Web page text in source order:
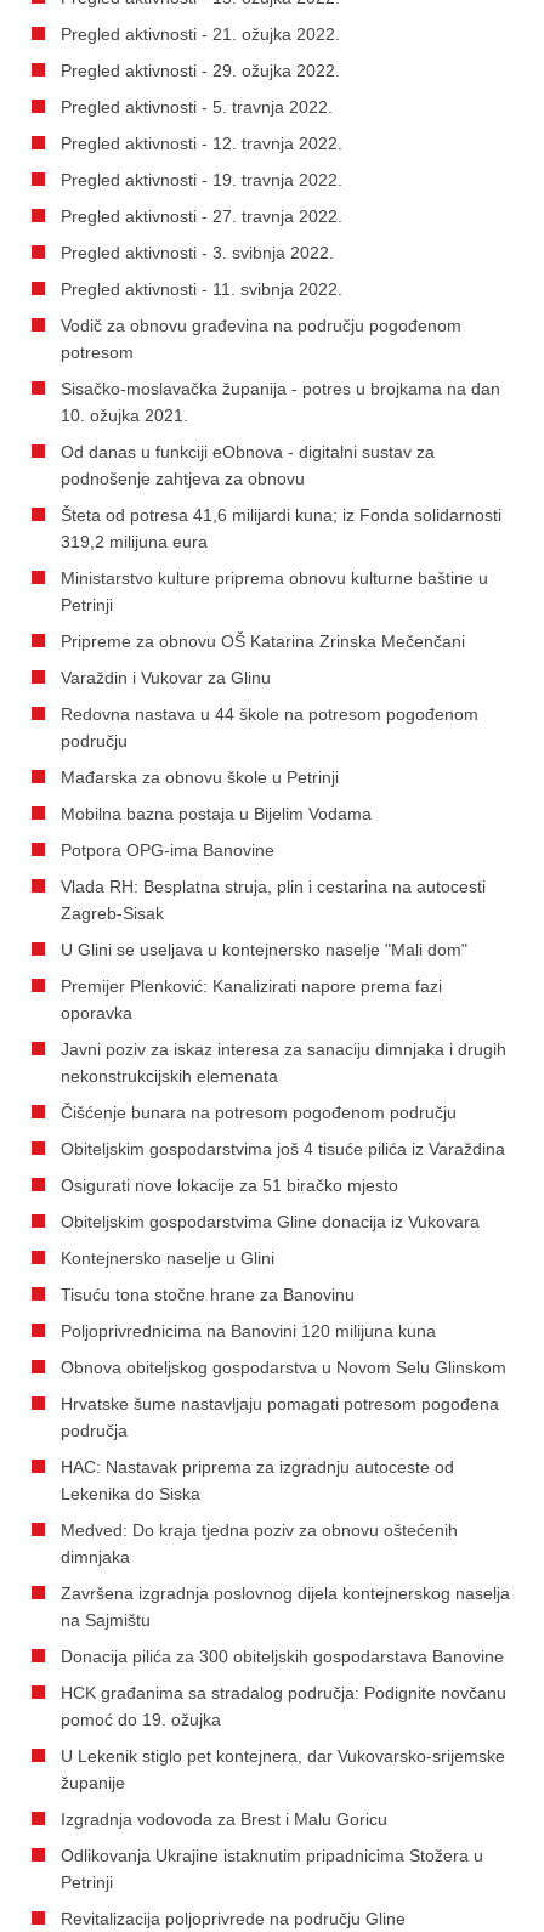
Pregled aktivnosti - 21. ožujka 2022.
Pregled aktivnosti - 29. ožujka 2022.
Pregled aktivnosti - 5. travnja 2022.
Pregled aktivnosti - 12. travnja 2022.
Pregled aktivnosti - 19. travnja 2022.
Pregled aktivnosti - 27. travnja 2022.
Pregled aktivnosti - 3. svibnja 2022.
Pregled aktivnosti - 11. svibnja 2022.
Vodič za obnovu građevina na području pogođenom
potresom
Sisačko-moslavačka županija - potres u brojkama na dan
10. ožujka 2021.
Od danas u funkciji eObnova - digitalni sustav za
podnošenje zahtjeva za obnovu
Šteta od potresa 41,6 milijardi kuna; iz Fonda solidarnosti
319,2 milijuna eura
Ministarstvo kulture priprema obnovu kulturne baštine u
Petrinji
Pripreme za obnovu OŠ Katarina Zrinska Mečenčani
Varaždin i Vukovar za Glinu
Redovna nastava u 44 škole na potresom pogođenom
području
Mađarska za obnovu škole u Petrinji
Mobilna bazna postaja u Bijelim Vodama
Potpora OPG-ima Banovine
Vlada RH: Besplatna struja, plin i cestarina na autocesti
Zagreb-Sisak
U Glini se useljava u kontejnersko naselje "Mali dom"
Premijer Plenković: Kanalizirati napore prema fazi
oporavka
Javni poziv za iskaz interesa za sanaciju dimnjaka i drugih
nekonstrukcijskih elemenata
Čišćenje bunara na potresom pogođenom području
Obiteljskim gospodarstvima još 4 tisuće pilića iz Varaždina
Osigurati nove lokacije za 51 biračko mjesto
Obiteljskim gospodarstvima Gline donacija iz Vukovara
Kontejnersko naselje u Glini
Tisuću tona stočne hrane za Banovinu
Poljoprivrednicima na Banovini 120 milijuna kuna
Obnova obiteljskog gospodarstva u Novom Selu Glinskom
Hrvatske šume nastavljaju pomagati potresom pogođena
područja
HAC: Nastavak priprema za izgradnju autoceste od
Lekenika do Siska
Medved: Do kraja tjedna poziv za obnovu oštećenih
dimnjaka
Završena izgradnja poslovnog dijela kontejnerskog naselja
na Sajmištu
Donacija pilića za 300 obiteljskih gospodarstava Banovine
HCK građanima sa stradalog područja: Podignite novčanu
pomoć do 19. ožujka
U Lekenik stiglo pet kontejnera, dar Vukovarsko-srijemske
županije
Izgradnja vodovoda za Brest i Malu Goricu
Odlikovanja Ukrajine istaknutim pripadnicima Stožera u
Petrinji
Revitalizacija poljoprivrede na području Gline